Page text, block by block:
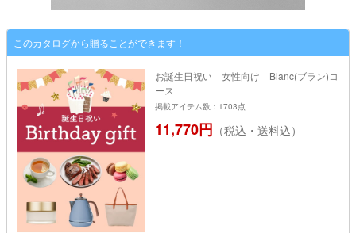
このカタログから贈ることができます！
お誕生日祝い 女性向け Blanc(ブラン)コ
ース
掲載アイテム数：1703点
11,770円 （税込・送料込）